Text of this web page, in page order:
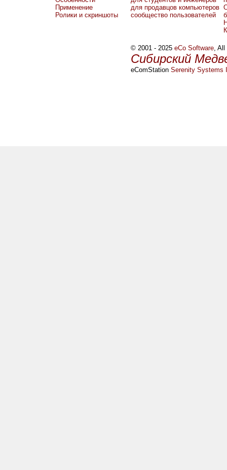
Применение
Ролики и скриншоты
для продавцов компьютеров
сообщество пользователей
© 2001 - 2025eCo Software, All
Сибирский
eComStationSerenity Systems